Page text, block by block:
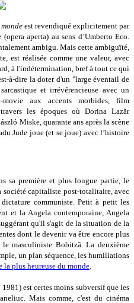
est revendiqué explicitement par
aperta) au sens d’Umberto Eco.
ambigu. Mais cette ambiguïté,
est réalisée comme une valeur, avec
à l'indétermination, bref à tout ce qui
à-dire la doter d'un "large éventail de
et irrévérencieuse avec un
movie aux accents morbides, film
les époques où Dorina Lazăr
Miske, quarante ans après la scène
Jude joue (et se joue) avec l’histoire
sa première et plus longue partie, le
société capitaliste post-totalitaire, avec
communiste. Petit à petit les
et la Angela contemporaine, Angela
qu'il s'agit de la situation de la
dont le devenir va être encore plus
masculiniste Bobitză. La deuxième
un plan séquence, les humiliations
la plus heureuse du monde
est certes moins subversif que les
Mais comme, c'est du cinéma